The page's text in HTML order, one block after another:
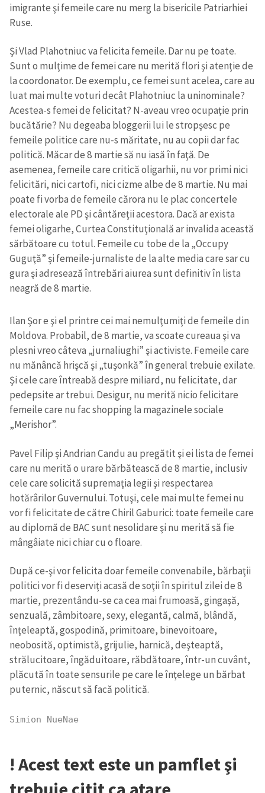
imigrante şi femeile care nu merg la bisericile Patriarhiei
Ruse.
Şi Vlad Plahotniuc va felicita femeile. Dar nu pe toate.
Sunt o mulţime de femei care nu merită flori şi atenţie de
la coordonator. De exemplu, ce femei sunt acelea, care au
luat mai multe voturi decât Plahotniuc la uninominale?
Acestea-s femei de felicitat? N-aveau vreo ocupaţie prin
bucătărie? Nu degeaba bloggerii lui le stropşesc pe
femeile politice care nu-s măritate, nu au copii dar fac
politică. Măcar de 8 martie să nu iasă în faţă. De
asemenea, femeile care critică oligarhii, nu vor primi nici
felicitări, nici cartofi, nici cizme albe de 8 martie. Nu mai
poate fi vorba de femeile cărora nu le plac concertele
electorale ale PD şi cântăreţii acestora. Dacă ar exista
femei oligarhe, Curtea Constituţională ar invalida această
sărbătoare cu totul. Femeile cu tobe de la „Occupy
Guguţă” şi femeile-jurnaliste de la alte media care sar cu
gura şi adresează întrebări aiurea sunt definitiv în lista
neagră de 8 martie.
Ilan Şor e şi el printre cei mai nemulţumiţi de femeile din
Moldova. Probabil, de 8 martie, va scoate cureaua şi va
plesni vreo câteva „jurnaliughi” şi activiste. Femeile care
nu mănâncă hrişcă şi „tuşonkă” în general trebuie exilate.
Şi cele care întreabă despre miliard, nu felicitate, dar
pedepsite ar trebui. Desigur, nu merită nicio felicitare
femeile care nu fac shopping la magazinele sociale
„Merishor”.
Pavel Filip şi Andrian Candu au pregătit şi ei lista de femei
care nu merită o urare bărbătească de 8 martie, inclusiv
cele care solicită supremaţia legii şi respectarea
hotărârilor Guvernului. Totuşi, cele mai multe femei nu
vor fi felicitate de către Chiril Gaburici: toate femeile care
au diplomă de BAC sunt nesolidare şi nu merită să fie
mângâiate nici chiar cu o floare.
După ce-şi vor felicita doar femeile convenabile, bărbaţii
politici vor fi deserviţi acasă de soţii în spiritul zilei de 8
martie, prezentându-se ca cea mai frumoasă, gingaşă,
senzuală, zâmbitoare, sexy, elegantă, calmă, blândă,
înţeleaptă, gospodină, primitoare, binevoitoare,
neobosită, optimistă, grijulie, harnică, deşteaptă,
strălucitoare, îngăduitoare, răbdătoare, într-un cuvânt,
plăcută în toate sensurile pe care le înţelege un bărbat
puternic, născut să facă politică.
Simion NueNae
! Acest text este un pamflet şi